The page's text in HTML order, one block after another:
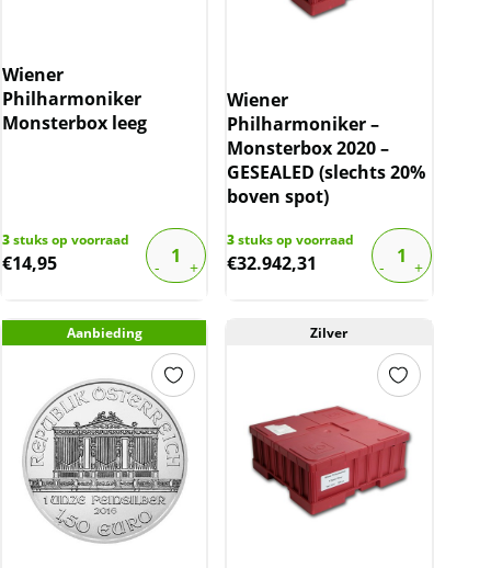
Wiener
Philharmoniker
Monsterbox leeg
3stuks op voorraad
€14,95
Wiener
Philharmoniker –
Monsterbox 2020 –
GESEALED (slechts 20%
boven spot)
3stuks op voorraad
€32.942,31
Aanbieding Zilver